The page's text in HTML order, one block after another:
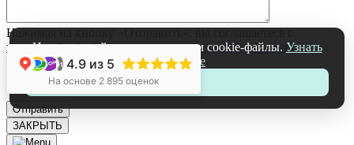
На нашем сайте мы используем cookie-файлы. Узнать
подробнее
Принять
Нажимая на кнопку «Отправить», вы соглашаетесь с
политикой обработки персональных данных компании
ЗАКРЫТЬ
+1 4.9из 5
На основе 2 895 оценок